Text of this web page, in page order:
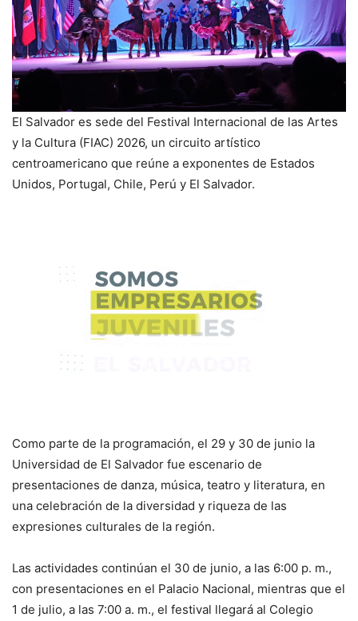
El Salvador es sede del Festival Internacional de las Artes
y la Cultura (FIAC) 2026, un circuito artístico
centroamericano que reúne a exponentes de Estados
Unidos, Portugal, Chile, Perú y El Salvador.
Como parte de la programación, el 29 y 30 de junio la
Universidad de El Salvador fue escenario de
presentaciones de danza, música, teatro y literatura, en
una celebración de la diversidad y riqueza de las
expresiones culturales de la región.
Las actividades continúan el 30 de junio, a las 6:00 p. m.,
con presentaciones en el Palacio Nacional, mientras que el
1 de julio, a las 7:00 a. m., el festival llegará al Colegio